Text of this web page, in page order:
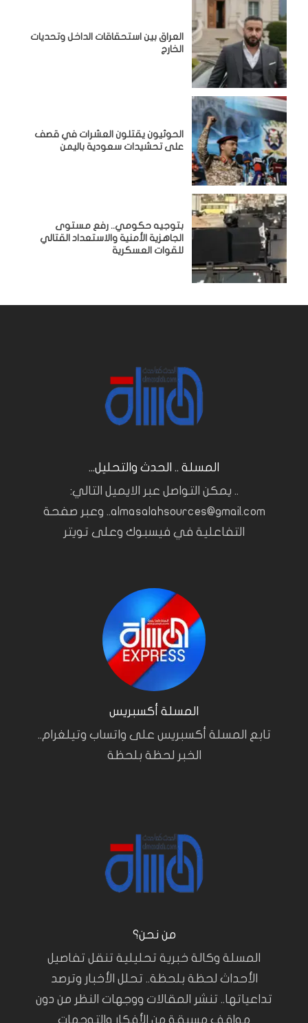
‏العراق بين استحقاقات الداخل وتحديات
الخارج
الحوثيون يقتلون العشرات في قصف
على تحشيدات سعودية باليمن
بتوجيه حكومي.. رفع مستوى
الجاهزية الأمنية والاستعداد القتالي
للقوات العسكرية
المسلة .. الحدث والتحليل...
.. يمكن التواصل عبر الايميل التالي:
almasalahsources@gmail.com.. وعبر صفحة
التفاعلية في فيسبوك وعلى تويتر
المسلة أكسبريس
تابع المسلة أكسبريس على واتساب وتيلغرام..
الخبر لحظة بلحظة
من نحن؟
المسلة وكالة خبرية تحليلية تنقل تفاصيل
الأحداث لحظة بلحظة.. تحلل الأخبار وترصد
تداعياتها.. تنشر المقالات ووجهات النظر من دون
مواقف مسبقة من الأفكار والتوجهات